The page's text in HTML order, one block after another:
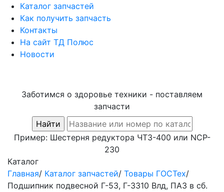
Каталог запчастей
Как получить запчасть
Контакты
На сайт ТД Полюс
Новости
Заботимся о здоровье техники - поставляем
запчасти
Пример: Шестерня редуктора ЧТЗ-400 или NCP-
230
Каталог
Главная/ Каталог запчастей/ Товары ГОСТех/
Подшипник подвесной Г-53, Г-3310 Влд, ПАЗ в сб.